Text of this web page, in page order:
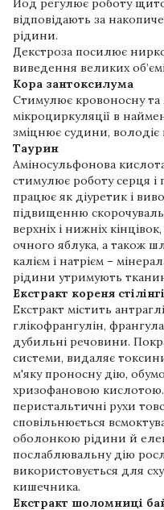
Йод регулює роботу
відповідають за
рідини.
Декстроза посилює
виведення великих
Кора зантоксилума
Стимулює кровоносну та
мікроциркуляції в
зміцнює судини,
Таурин
Аміносульфонова
стимулює роботу серця і
працює як діуретик і
підвищенню
верхніх і нижніх
очного яблука, а також
калієм і натрієм –
рідини утримують
Екстракт кореня
Екстракт містить
глікофрангулін,
дубильні речовини.
системи, видаляє
м'яку проносну дію,
хризофановою
перистальтичні рухи
сповільнюється
оболонкою рідини й
послаблювальну дію
використовується для
кишечника.
Екстракт шоломниці